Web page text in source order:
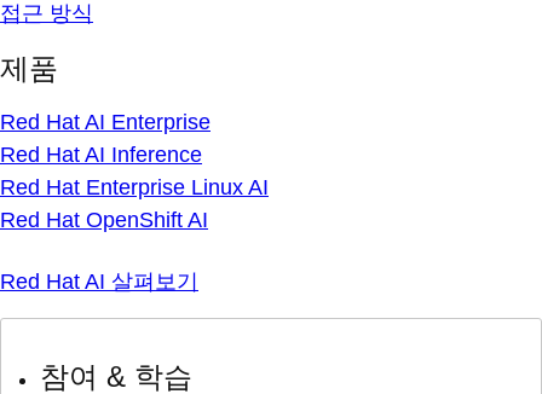
접근 방식
제품
Red Hat AI Enterprise
Red Hat AI Inference
Red Hat Enterprise Linux AI
Red Hat OpenShift AI
Red Hat AI 살펴보기
참여 & 학습